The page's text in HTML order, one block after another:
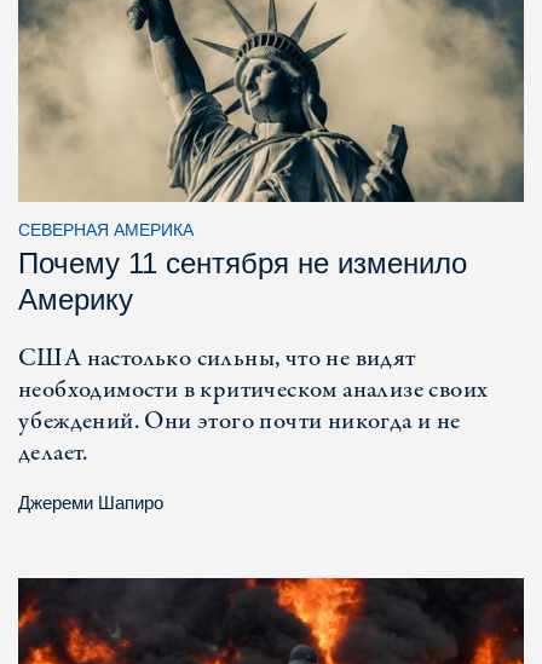
СЕВЕРНАЯ АМЕРИКА
Почему 11 сентября не изменило
Америку
США настолько сильны, что не видят
необходимости в критическом анализе своих
убеждений. Они этого почти никогда и не
делает.
Джереми Шапиро